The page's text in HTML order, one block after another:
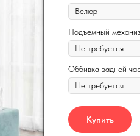
Подъемный
Оббивка задней
Купить